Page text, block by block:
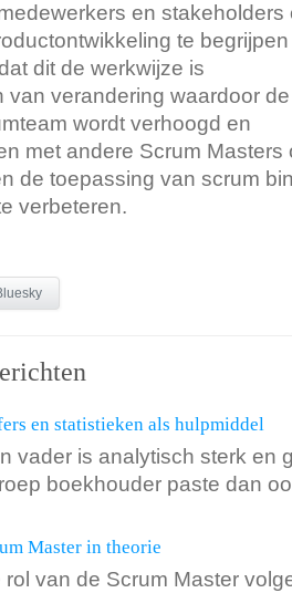
en stakeholders
te
dit de werkwijze is
van verandering waardoor
wordt verhoogd en
met andere Scrum Masters
de toepassing van scrum
verbeteren.
en statistieken als hulpmiddel
vader is analytisch sterk en
boekhouder paste dan
Master in theorie
rol van de Scrum Master